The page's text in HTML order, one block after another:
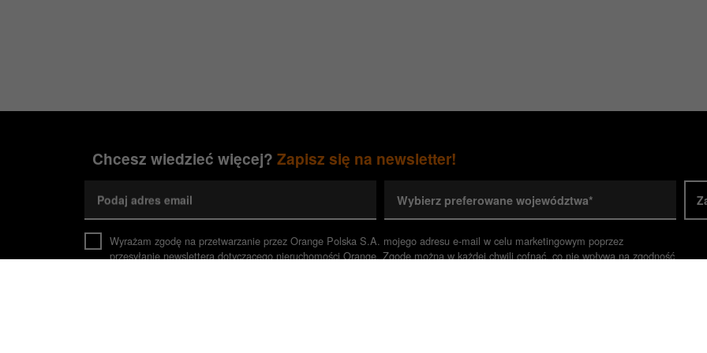
Chcesz wiedzieć więcej? Zapisz się na newsletter!
Podaj adres email Wybierz preferowane województwa*
Wyrażam zgodę na przetwarzanie przez Orange Polska S.A. mojego adresu e-mail w celu marketingowym poprzez
przesyłanie newslettera dotyczącego nieruchomości Orange. Zgodę można w każdej chwili cofnąć, co nie wpływa na zgodność